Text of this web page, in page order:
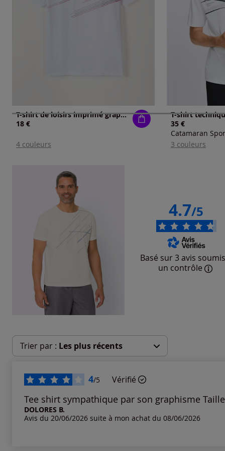
T-shirt de loisirs imprimé graphique
18 €
4 couleurs
T-shirt
35 €
Catamaran
3 couleurs
4.7/5
Basé sur 3 avis
un contrôle
Trier par : Les plus récents
Les plus anciens
4/5 Vérifié
Tee shirt sympathique par son graphisme
DOLORES B.
Avis du 20/06/2026 suite à mon achat du 08/06/2026